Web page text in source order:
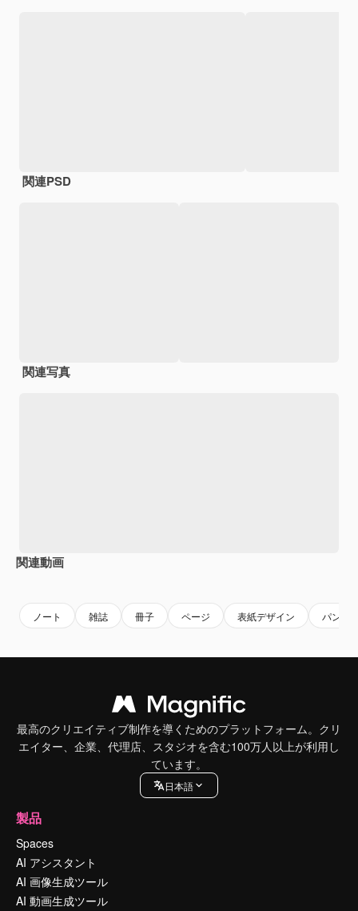
関連PSD
関連写真
関連動画
ノート 雑誌 冊子 ページ 表紙デザイン パンフ
最高のクリエイティブ制作を導くためのプラットフォーム。クリ
エイター、企業、代理店、スタジオを含む100万人以上が利用し
ています。
日本語
製品
Spaces
AI アシスタント
AI 画像生成ツール
AI 動画生成ツール